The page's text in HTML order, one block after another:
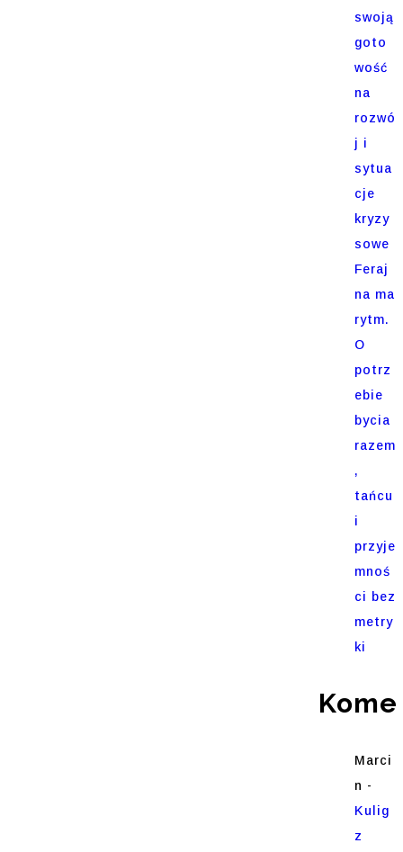
swoją
goto
wość
na
rozwó
j i
sytua
cje
kryzy
sowe
Feraj
na ma
rytm.
O
potrz
ebie
bycia
razem
,
tańcu
i
przyje
mnoś
ci bez
metry
ki
Marci
n -
Kulig
z